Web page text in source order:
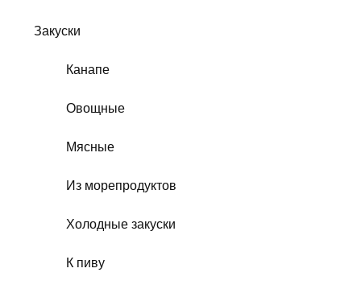
Закуски
Канапе
Овощные
Мясные
Из морепродуктов
Холодные закуски
К пиву